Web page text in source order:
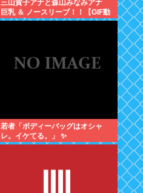
三山賀子アナと森山みなみアナ
巨乳 ＆ ノースリーブ！！【GIF動
画あり】
若者「ボディーバッグはオシャ
レ。イケてる。」 ✨